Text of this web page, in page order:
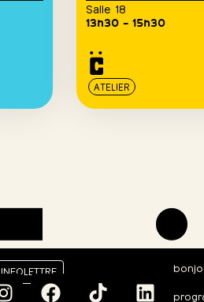
Salle 18
13h30 – 15h30
ATELIER
INFOLETTRE